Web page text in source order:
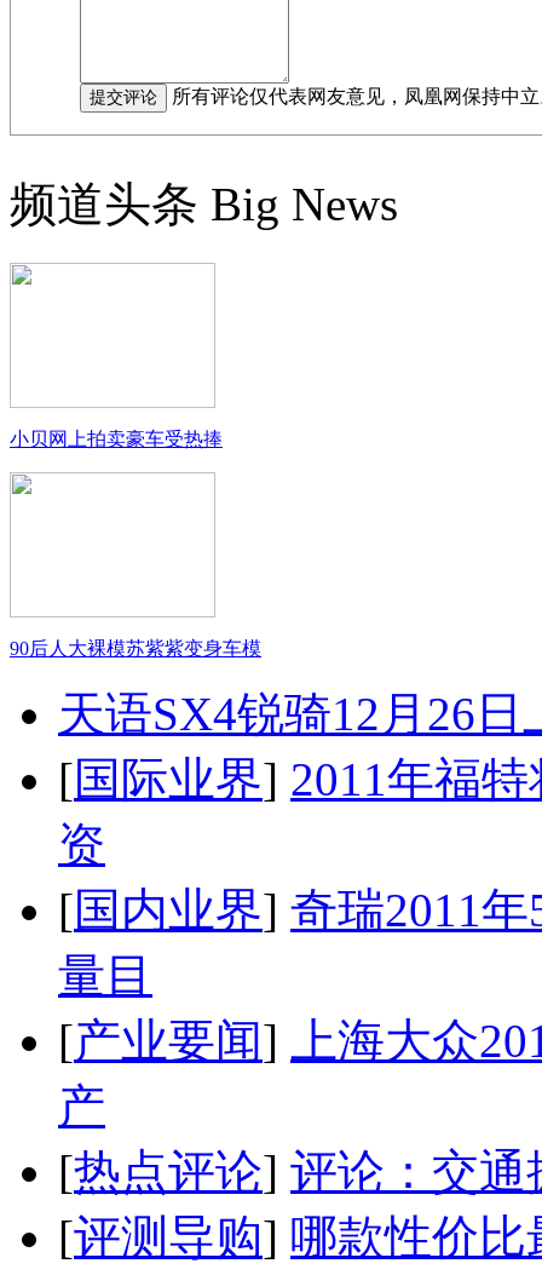
所有评论仅代表网友意见，凤凰网保持中
频道头条 Big News
小贝网上拍卖豪车受热捧
90后人大裸模苏紫紫变身车模
天语SX4锐骑12月26
[国际业界] 2011年福
资
[国内业界] 奇瑞2011
量目
[产业要闻]
上海大众
产
[热点评论] 评论：交通
[评测导购] 哪款性价比